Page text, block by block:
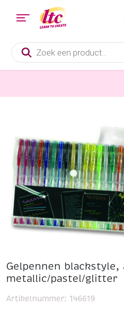
Producten
zoeken
Gelpennen
metallic/pastel/glitter
Artikelnummer: 146619